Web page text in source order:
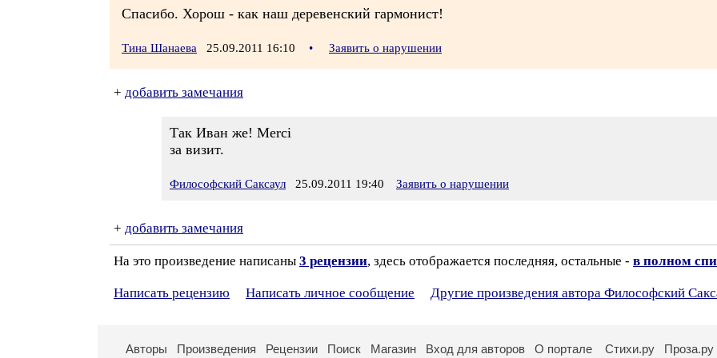
Спасибо. Хорош - как наш деревенский гармонист!
Тина Шанаева 25.09.2011 16:10 • Заявить о нарушении
+ добавить замечания
Так Иван же! Merci
за визит.
Философский Саксаул 25.09.2011 19:40 Заявить о нарушении
+ добавить замечания
На это произведение написаны 3 рецензии, здесь отображается последняя, остальные - в полном
Написать рецензию Написать личное сообщение Другие произведения автора Философский
Авторы Произведения Рецензии Поиск Магазин Вход для авторов О портале Стихи.ру Проза.ру